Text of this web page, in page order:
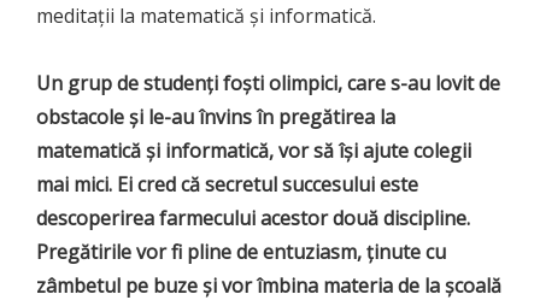
meditații la matematică și informatică.
Un grup de studenți foști olimpici, care s-au lovit de
obstacole și le-au învins în pregătirea la
matematică și informatică, vor să își ajute colegii
mai mici. Ei cred că secretul succesului este
descoperirea farmecului acestor două discipline.
Pregătirile vor fi pline de entuziasm, ținute cu
zâmbetul pe buze și vor îmbina materia de la școală